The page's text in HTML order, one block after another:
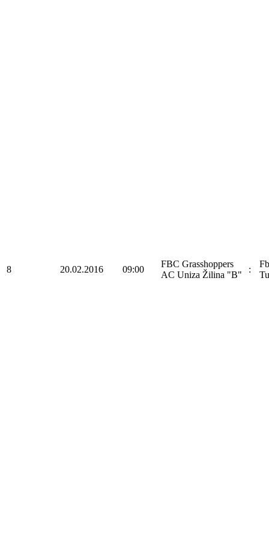
8 20.02.2016 09:00
FBC Grasshoppers
AC Uniza Žilina "B"
: